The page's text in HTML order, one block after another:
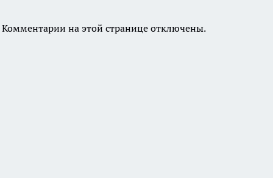
Комментарии на этой странице отключены.